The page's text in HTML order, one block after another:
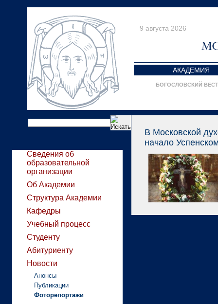
9 августа 2026
АКАДЕМИЯ
БОГОСЛОВСКИЙ
Сведения об
образовательной
организации
Об Академии
Структура Академии
Кафедры
Учебный процесс
Студенту
Абитуриенту
Новости
Анонсы
Публикации
Фоторепортажи
В Московской
начало